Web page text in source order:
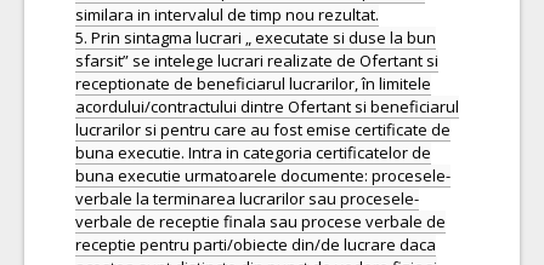
similara in intervalul de timp nou rezultat.
5. Prin sintagma lucrari „ executate si duse la bun
sfarsit” se intelege lucrari realizate de Ofertant si
receptionate de beneficiarul lucrarilor, în limitele
acordului/contractului dintre Ofertant si beneficiarul
lucrarilor si pentru care au fost emise certificate de
buna executie. Intra in categoria certificatelor de
buna executie urmatoarele documente: procesele-
verbale la terminarea lucrarilor sau procesele-
verbale de receptie finala sau procese verbale de
receptie pentru parti/obiecte din/de lucrare daca